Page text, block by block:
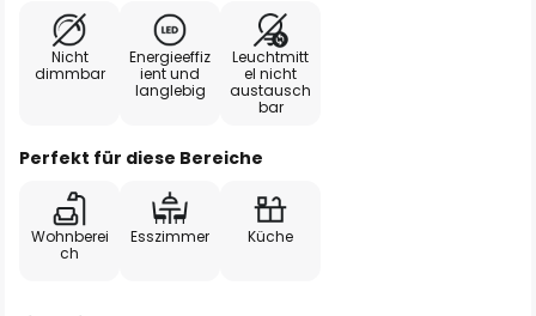
Nicht
dimmbar
Energieeffiz
ient und
langlebig
Leuchtmitt
el nicht
austausch
bar
Perfekt für diese Bereiche
Wohnberei
ch
Esszimmer Küche